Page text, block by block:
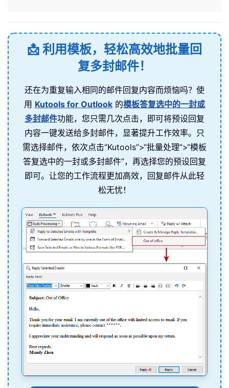
📩 利用模板，轻松高效地批量回
复多封邮件！
还在为重复输入相同的邮件回复内容而烦恼吗？使
用 Kutools for Outlook 的模板答复选中的一封或
多封邮件功能，您只需几次点击，即可将预设回复
内容一键发送给多封邮件，显著提升工作效率。只
需选择邮件，依次点击“Kutools”>“批量处理”>“模板
答复选中的一封或多封邮件”，再选择您的预设回复
即可。让您的工作流程更加高效，回复邮件从此轻
松无忧！